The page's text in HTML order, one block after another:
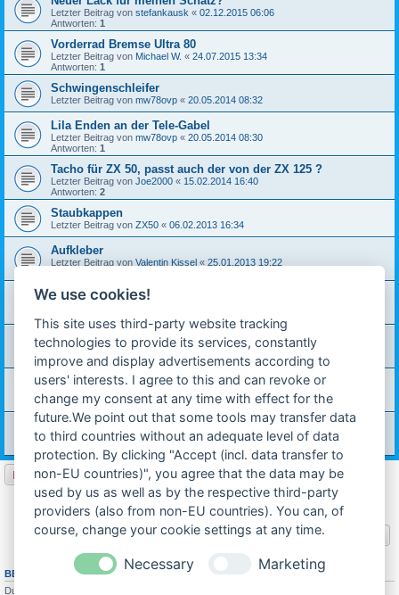
Letzter Beitrag von stefankausk « 02.12.2015 06:06
Antworten: 1
Vorderrad Bremse Ultra 80
Letzter Beitrag von Michael W. « 24.07.2015 13:34
Antworten: 1
Schwingenschleifer
Letzter Beitrag von mw78ovp « 20.05.2014 08:32
Lila Enden an der Tele-Gabel
Letzter Beitrag von mw78ovp « 20.05.2014 08:30
Antworten: 1
Tacho für ZX 50, passt auch der von der ZX 125 ?
Letzter Beitrag von Joe2000 « 15.02.2014 16:40
Antworten: 2
Staubkappen
Letzter Beitrag von ZX50 « 06.02.2013 16:34
Aufkleber
Letzter Beitrag von Valentin Kissel « 25.01.2013 19:22
hintere (Sozius) Fussrasten ZX 50
Antworten:
Zentralfederbein
Letzter Beitrag vonKhaales« 26.03.2012 13:34
Antworten:3
Vordergabel
thp1974
25.03.2012 23:12
Antworten: 2
Tachoantrieb CEV Nabenantrieb Hercules/Sachs ZX 50
Letzter Beitrag von technik-ostfriese«10.08.2011 13:05
Antworten:
1
Neues Thema
33 Themen 1 2 Nächste
Gehe zu
BERECHTIGUNGEN IN DIESEM FORUM
Du darfst
We use cookies!
This site uses third-party website tracking
technologies to provide its services, constantly
improve and display advertisements according to
users' interests. I agree to this and can revoke or
change my consent at any time with effect for the
future.We point out that some tools may transfer data
to third countries without an adequate level of data
protection. By clicking "Accept (incl. data transfer to
non-EU countries)", you agree that the data may be
used by us as well as by the respective third-party
providers (also from non-EU countries). You can, of
course, change your cookie settings at any time.
Necessary Marketing